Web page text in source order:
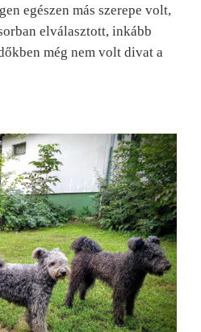
egészen más szerepe volt,
elválasztott, inkább
még nem volt divat a